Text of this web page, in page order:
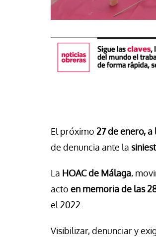
El próximo 27 de enero,
de denuncia ante la
La HOAC de Málaga,
acto en memoria de las
el 2022.
Visibilizar, denunciar y
Canarias reclama una
menores migrantes en